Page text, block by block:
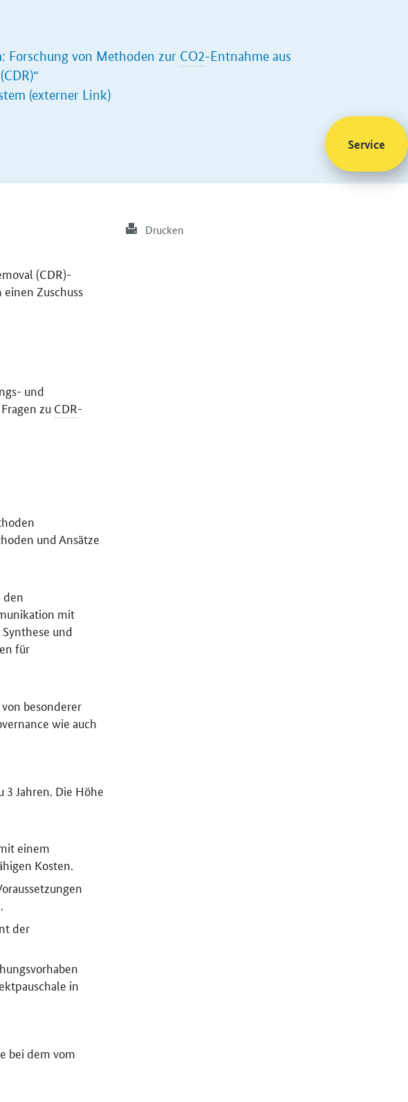
Forschung von Methoden zur CO2-Entnahme aus
“
(externer Link)
(CDR)-
Zuschuss
und
zu CDR-
und Ansätze
den
mit
und
für
besonderer
wie auch
3 Jahren. Die Höhe
einem
Kosten.
der
in
bei dem vom
Drucken
Service